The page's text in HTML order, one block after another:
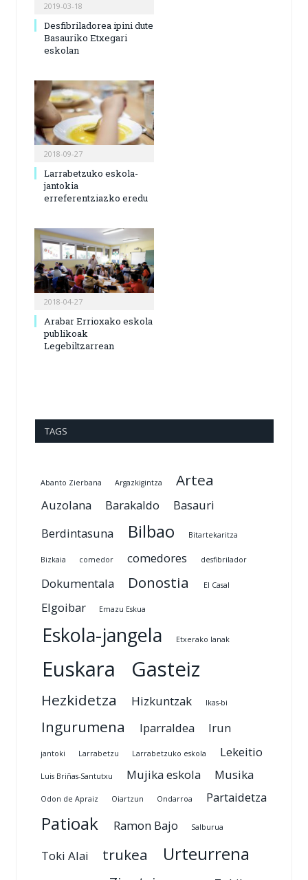
2019-03-18
Desfibriladorea ipini dute
Basauriko Etxegari
eskolan
2018-09-27
Larrabetzuko eskola-
jantokia
erreferentziazko eredu
2018-04-27
Arabar Errioxako eskola
publikoak
Legebiltzarrean
TAGS
Abanto Zierbana Argazkigintza Artea
Auzolana Barakaldo
Basauri
Berdintasuna
Bilbao Bitartekaritza
Bizkaia comedor comedores desfibrilador
Dokumentala Donostia El Casal
Elgoibar Emazu Eskua
Eskola-jangela Etxerako lanak
Euskara Gasteiz
Hezkidetza Hizkuntzak Ikas-bi
Ingurumena Iparraldea Irun
jantoki Larrabetzu Larrabetzuko eskola Lekeitio
Luis Briñas-Santutxu Mujika eskola Musika
Odon de Apraiz Oiartzun Ondarroa Partaidetza
Patioak Ramon Bajo Salburua
Toki Alai trukea Urteurrena